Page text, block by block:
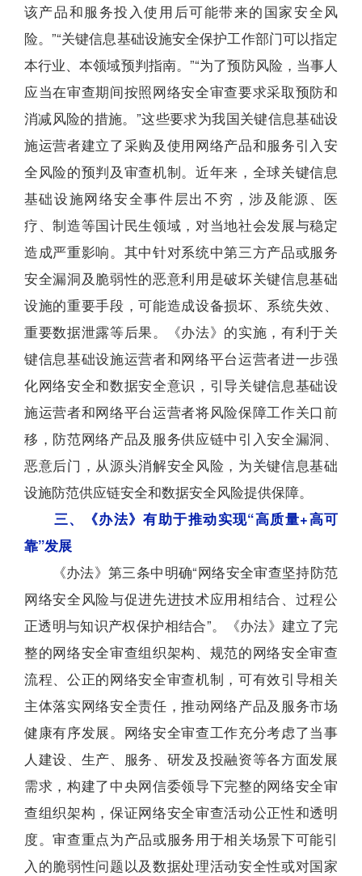
该产品和服务投入使用后可能带来的国家安全风
险。”“关键信息基础设施安全保护工作部门可以指定
本行业、本领域预判指南。”“为了预防风险，当事人
应当在审查期间按照网络安全审查要求采取预防和
消减风险的措施。”这些要求为我国关键信息基础设
施运营者建立了采购及使用网络产品和服务引入安
全风险的预判及审查机制。近年来，全球关键信息
基础设施网络安全事件层出不穷，涉及能源、医
疗、制造等国计民生领域，对当地社会发展与稳定
造成严重影响。其中针对系统中第三方产品或服务
安全漏洞及脆弱性的恶意利用是破坏关键信息基础
设施的重要手段，可能造成设备损坏、系统失效、
重要数据泄露等后果。《办法》的实施，有利于关
键信息基础设施运营者和网络平台运营者进一步强
化网络安全和数据安全意识，引导关键信息基础设
施运营者和网络平台运营者将风险保障工作关口前
移，防范网络产品及服务供应链中引入安全漏洞、
恶意后门，从源头消解安全风险，为关键信息基础
设施防范供应链安全和数据安全风险提供保障。
三、《办法》有助于推动实现“高质量+高可
靠”发展
《办法》第三条中明确“网络安全审查坚持防范
网络安全风险与促进先进技术应用相结合、过程公
正透明与知识产权保护相结合”。《办法》建立了完
整的网络安全审查组织架构、规范的网络安全审查
流程、公正的网络安全审查机制，可有效引导相关
主体落实网络安全责任，推动网络产品及服务市场
健康有序发展。网络安全审查工作充分考虑了当事
人建设、生产、服务、研发及投融资等各方面发展
需求，构建了中央网信委领导下完整的网络安全审
查组织架构，保证网络安全审查活动公正性和透明
度。审查重点为产品或服务用于相关场景下可能引
入的脆弱性问题以及数据处理活动安全性或对国家